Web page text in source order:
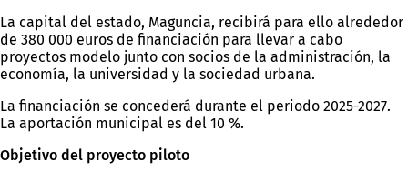
La capital del estado, Maguncia, recibirá para ello alrededor
de 380 000 euros de financiación para llevar a cabo
proyectos modelo junto con socios de la administración, la
economía, la universidad y la sociedad urbana.
La financiación se concederá durante el periodo 2025-2027.
La aportación municipal es del 10 %.
Objetivo del proyecto piloto